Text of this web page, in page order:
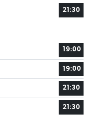
21:30
19:00
19:00
21:30
21:30